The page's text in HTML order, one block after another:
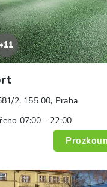
11
2, 155 00, Praha
07:00 - 22:00